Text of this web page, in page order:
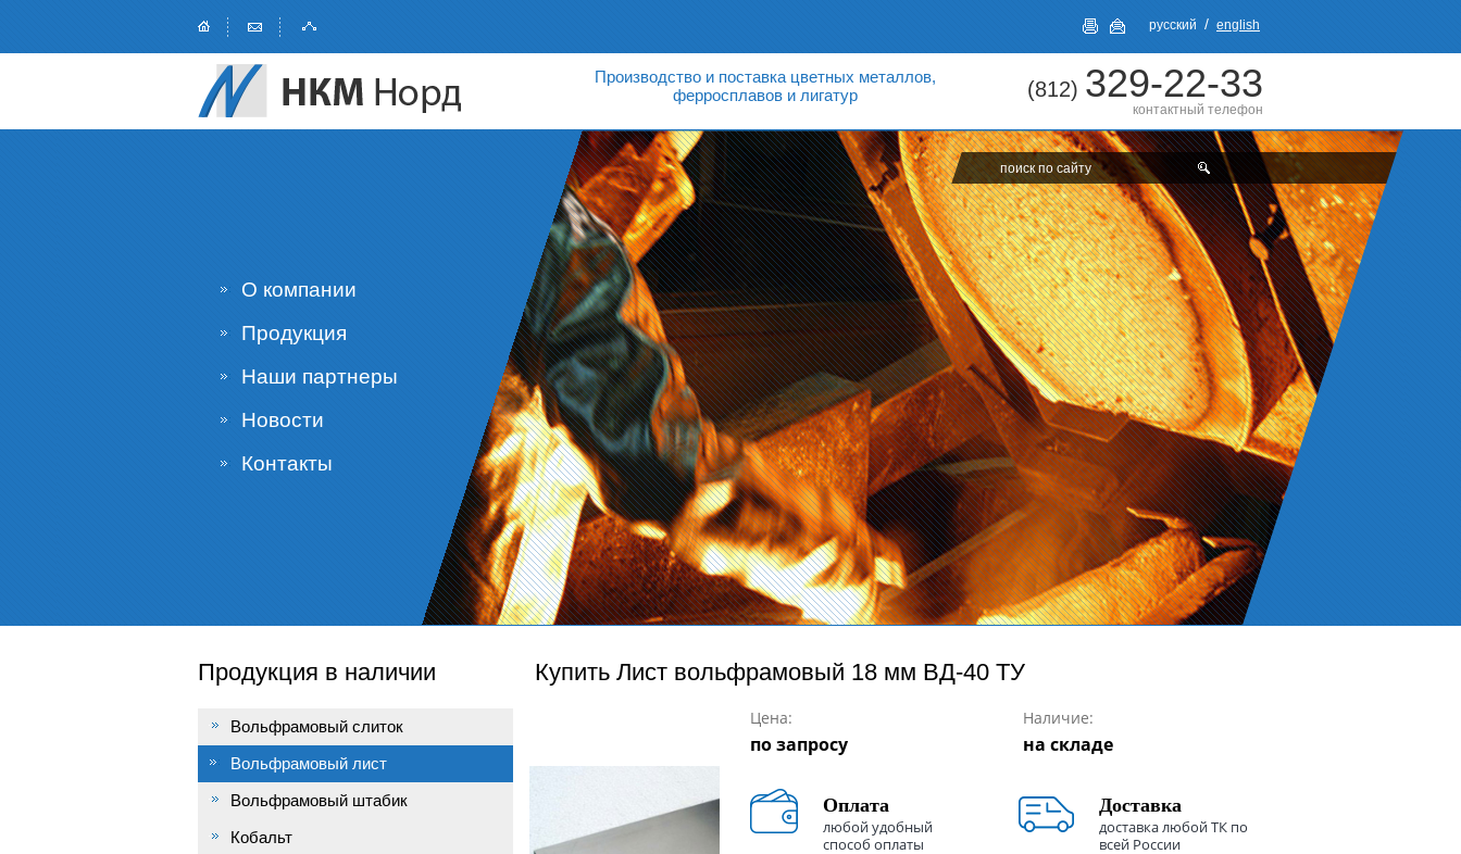
русский / english
(812) 329-22-33
контактный телефон
Производство и поставка цветных металлов,
ферросплавов и лигатур
О компании
Продукция
Наши партнеры
Новости
Контакты
Купить Лист вольфрамовый 18 мм ВД-40 ТУ
Цена:
по запросу
Наличие:
на складе
Оплата
любой удобный
способ оплаты
Доставка
доставка любой ТК по
всей России
Продукция в наличии
Вольфрамовый слиток
Вольфрамовый лист
Вольфрамовый штабик
Кобальт